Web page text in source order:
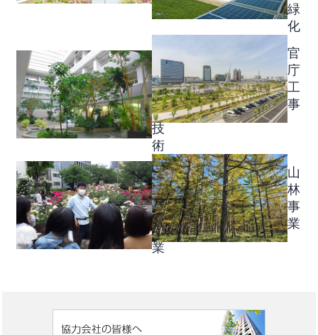
緑
化
境
・
特
殊
技
術
官
庁
工
事
公
民
連
携
事
業
山
林
事
業